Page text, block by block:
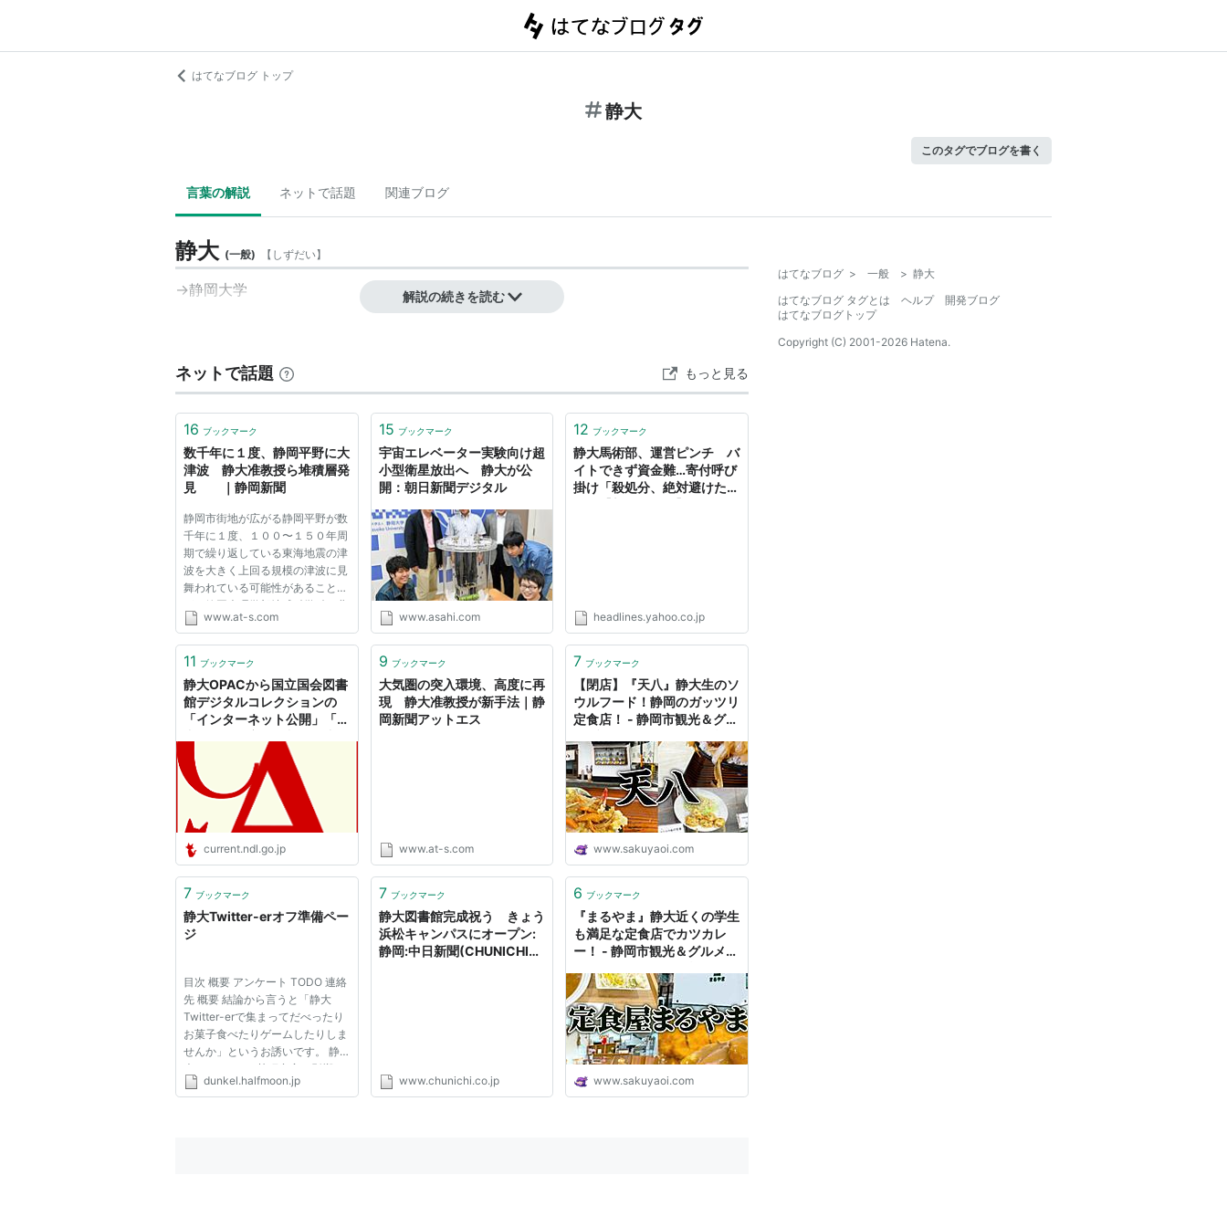
はてなブログ トップ
静大
このタグでブログを書く
言葉の解説 ネットで話題 関連ブログ
静大 (一般) 【 しずだい】
→静岡大学 解説の続きを読む
ネットで話題 もっと見る
16 ブックマーク
数千年に１度、静岡平野に大
津波 静大准教授ら堆積層発
見 ｜静岡新聞
静岡市街地が広がる静岡平野が数
千年に１度、１００〜１５０年周
期で繰り返している東海地震の津
波を大きく上回る規模の津波に見
舞われている可能性があること
が、静岡大理学部地球科学科の北
村晃寿准教授（古環境学）と同大
研究所活断層・地震研究センター
の研究で１４日までに分かった...
www.at-s.com
15 ブックマーク
宇宙エレベーター実験向け超
小型衛星放出へ 静大が公
開：朝日新聞デジタル
www.asahi.com
12 ブックマーク
静大馬術部、運営ピンチ バ
イトできず資金難…寄付呼び
掛け「殺処分、絶対避けた
headlines.yahoo.co.jp
11 ブックマーク
静大OPACから国立国会図書
館デジタルコレクションの
「インターネット公開」「図
古典籍・雑誌）の検索が可能
に
current.ndl.go.jp
9 ブックマーク
大気圏の突入環境、高度に再
現 静大准教授が新手法｜静
岡新聞アットエス
www.at-s.com
7 ブックマーク
【閉店】『天八』静大生のソ
ウルフード！静岡のガッツリ
定食店！ - 静岡市観光＆グル
咲くら』
www.sakuyaoi.com
7 ブックマーク
静大Twitter-erオフ準備ペー
ジ
目次 概要 アンケート TODO 連絡
先 概要 結論から言うと「静大
Twitter-erで集まってだべったり
お菓子食べたりゲームしたりしま
せんか」というお誘いです。 静
大Twitter-erは某研究室の影響の
下確実に増加を続けています。顔
dunkel.halfmoon.jp
7 ブックマーク
静大図書館完成祝う きょう
浜松キャンパスにオープン:
静岡:中日新聞(CHUNICHI
www.chunichi.co.jp
6 ブックマーク
『まるやま』静大近くの学生
も満足な定食店でカツカレ
ー！ - 静岡市観光＆グルメブ
ら』
www.sakuyaoi.com
はてなブログ > 一般 > 静大
はてなブログ タグとは
ヘルプ
開発ブログ
はてなブログトップ
Copyright (C) 2001-2026 Hatena.